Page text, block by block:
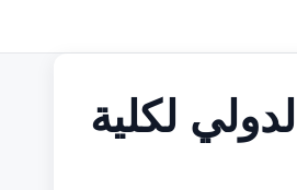
جامعة الإمارات تحصل على اعتماد EQUIS الدولي لكلية